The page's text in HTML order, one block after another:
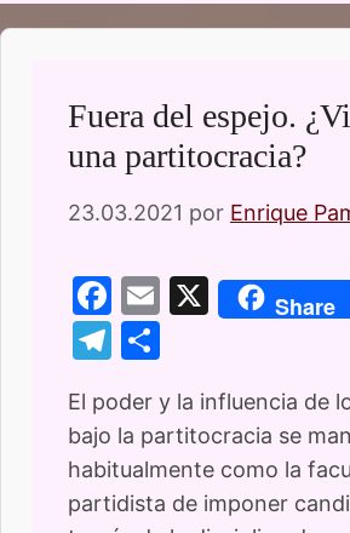
Fuera del espejo.
una partitocracia?
23.03.2021 por Enrique
F
a
c
e
b
o
E
l
X Share
T
e
gr
a
m
p
ar
El poder y la influencia de
bajo la partitocracia se
habitualmente como la
partidista de imponer